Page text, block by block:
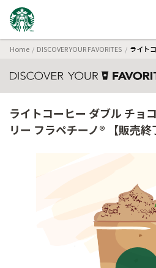
Home DISCOVER YOUR FAVORITES ライト
ライトコーヒー ダブル チョ
リー フラペチーノ® 【販売終